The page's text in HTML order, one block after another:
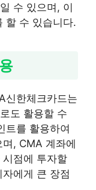
수 있으며, 이
할 수 있습니다.
신한체크카드는
도 활용할 수
트를 활용하여
, CMA 계좌에
점에 투자할
에게 큰 장점